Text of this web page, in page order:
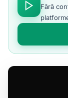
Fără